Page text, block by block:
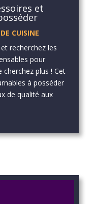
et
CUISINE
recherchez les
pour
plus ! Cet
à posséder
de qualité aux